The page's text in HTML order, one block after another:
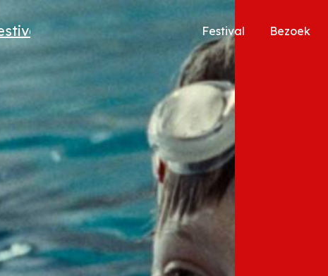
Festival Bezoek